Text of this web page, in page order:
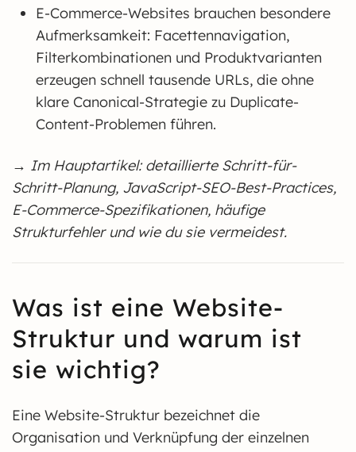
E-Commerce-Websites brauchen besondere
Aufmerksamkeit: Facettennavigation,
Filterkombinationen und Produktvarianten
erzeugen schnell tausende URLs, die ohne
klare Canonical-Strategie zu Duplicate-
Content-Problemen führen.
→ Im Hauptartikel: detaillierte Schritt-für-
Schritt-Planung, JavaScript-SEO-Best-Practices,
E-Commerce-Spezifikationen, häufige
Strukturfehler und wie du sie vermeidest.
Was ist eine Website-
Struktur und warum ist
sie wichtig?
Eine Website-Struktur bezeichnet die
Organisation und Verknüpfung der einzelnen